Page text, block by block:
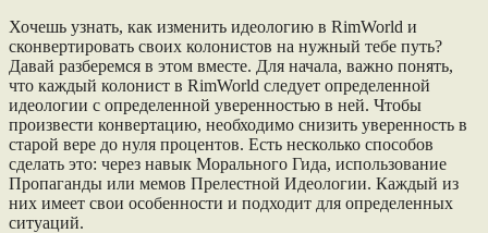
Хочешь узнать, как изменить идеологию в RimWorld и
сконвертировать своих колонистов на нужный тебе путь?
Давай разберемся в этом вместе. Для начала, важно понять,
что каждый колонист в RimWorld следует определенной
идеологии с определенной уверенностью в ней. Чтобы
произвести конвертацию, необходимо снизить уверенность в
старой вере до нуля процентов. Есть несколько способов
сделать это: через навык Морального Гида, использование
Пропаганды или мемов Прелестной Идеологии. Каждый из
них имеет свои особенности и подходит для определенных
ситуаций.